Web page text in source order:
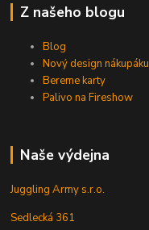
Z našeho blogu
Blog
Nový design nákupáku
Bereme karty
Palivo na Fireshow
Naše výdejna
Juggling Army s.r.o.
Sedlecká 361